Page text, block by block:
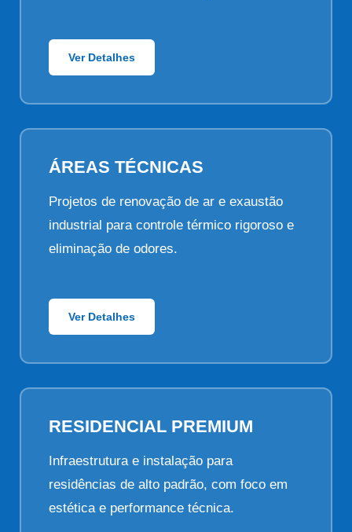
Ver Detalhes
ÁREAS TÉCNICAS
Projetos de renovação de ar e exaustão
industrial para controle térmico rigoroso e
eliminação de odores.
Ver Detalhes
RESIDENCIAL PREMIUM
Infraestrutura e instalação para
residências de alto padrão, com foco em
estética e performance técnica.